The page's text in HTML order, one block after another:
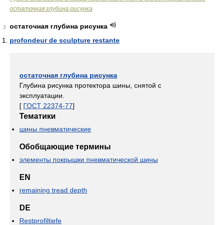
остаточная глубина рисунка
3
остаточная глубина рисунка
profondeur de sculpture restante
остаточная глубина рисунка
Глубина рисунка протектора шины, снятой с
эксплуатации.
[ ГОСТ 22374-77]
Тематики
шины пневматические
Обобщающие термины
элементы покрышки пневматической шины
EN
remaining tread depth
DE
Restprofiltiefe